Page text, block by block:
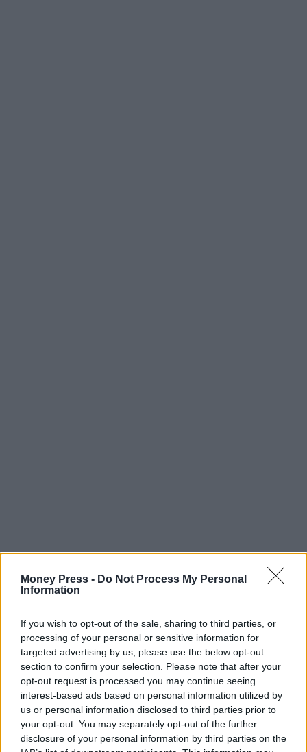
Money Press - Do Not Process My Personal
Information
If you wish to opt-out of the sale, sharing to third parties, or
processing of your personal or sensitive information for
targeted advertising by us, please use the below opt-out
section to confirm your selection. Please note that after your
opt-out request is processed you may continue seeing
interest-based ads based on personal information utilized by
us or personal information disclosed to third parties prior to
your opt-out. You may separately opt-out of the further
disclosure of your personal information by third parties on the